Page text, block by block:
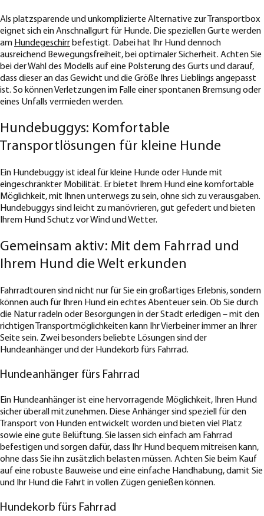
Als platzsparende und unkomplizierte Alternative zur Transportbox
eignet sich ein Anschnallgurt für Hunde. Die speziellen Gurte werden
am Hundegeschirr befestigt. Dabei hat Ihr Hund dennoch
ausreichend Bewegungsfreiheit, bei optimaler Sicherheit. Achten Sie
bei der Wahl des Modells auf eine Polsterung des Gurts und darauf,
dass dieser an das Gewicht und die Größe Ihres Lieblings angepasst
ist. So können Verletzungen im Falle einer spontanen Bremsung oder
eines Unfalls vermieden werden.
Hundebuggys: Komfortable
Transportlösungen für kleine Hunde
Ein Hundebuggy ist ideal für kleine Hunde oder Hunde mit
eingeschränkter Mobilität. Er bietet Ihrem Hund eine komfortable
Möglichkeit, mit Ihnen unterwegs zu sein, ohne sich zu verausgaben.
Hundebuggys sind leicht zu manövrieren, gut gefedert und bieten
Ihrem Hund Schutz vor Wind und Wetter.
Gemeinsam aktiv: Mit dem Fahrrad und
Ihrem Hund die Welt erkunden
Fahrradtouren sind nicht nur für Sie ein großartiges Erlebnis, sondern
können auch für Ihren Hund ein echtes Abenteuer sein. Ob Sie durch
die Natur radeln oder Besorgungen in der Stadt erledigen – mit den
richtigen Transportmöglichkeiten kann Ihr Vierbeiner immer an Ihrer
Seite sein. Zwei besonders beliebte Lösungen sind der
Hundeanhänger und der Hundekorb fürs Fahrrad.
Hundeanhänger fürs Fahrrad
Ein Hundeanhänger ist eine hervorragende Möglichkeit, Ihren Hund
sicher überall mitzunehmen. Diese Anhänger sind speziell für den
Transport von Hunden entwickelt worden und bieten viel Platz
sowie eine gute Belüftung. Sie lassen sich einfach am Fahrrad
befestigen und sorgen dafür, dass Ihr Hund bequem mitreisen kann,
ohne dass Sie ihn zusätzlich belasten müssen. Achten Sie beim Kauf
auf eine robuste Bauweise und eine einfache Handhabung, damit Sie
und Ihr Hund die Fahrt in vollen Zügen genießen können.
Hundekorb fürs Fahrrad